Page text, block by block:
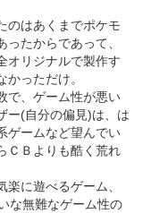
のはあくまでポケモ
ったからであって、
オリジナルで製作す
かっただけ。
で、ゲーム性が悪い
ー(自分の偏見)は、は
ゲームなど望んでい
ＣＢよりも酷く荒れ
に遊べるゲーム、
な無難なゲーム性の